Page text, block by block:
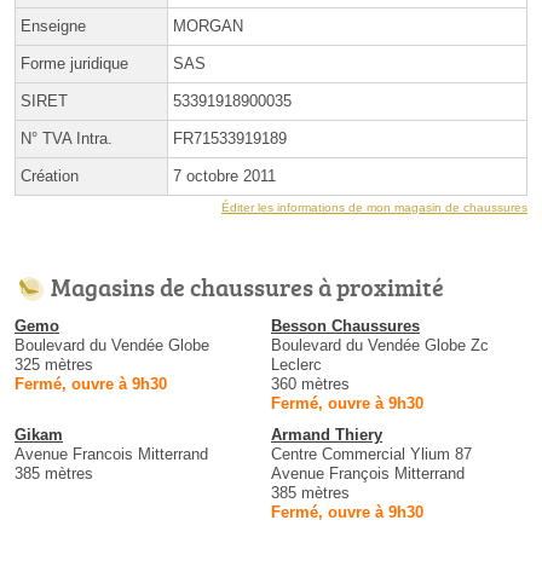
Enseigne MORGAN
Forme juridique SAS
SIRET 53391918900035
N° TVA Intra. FR71533919189
Création 7 octobre 2011
Éditer les informations de mon magasin de chaussures
Magasins de chaussures à proximité
Gemo
Boulevard du Vendée Globe
325 mètres
Fermé, ouvre à 9h30
Besson Chaussures
Boulevard du Vendée Globe Zc
Leclerc
360 mètres
Fermé, ouvre à 9h30
Gikam
Avenue Francois Mitterrand
385 mètres
Armand Thiery
Centre Commercial Ylium 87
Avenue François Mitterrand
385 mètres
Fermé, ouvre à 9h30